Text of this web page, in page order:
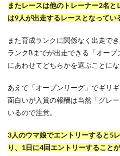
またレースは他のトレーナー2名
は9人が出走するレースとなってい
また育成ランクに関係なく出走で
ランクBまでが出走できる「オー
にあわせてどちらかを選ぶことにな
あえて「オープンリーグ」でギリ
面白いが入賞の報酬は当然「グレ
いるので注意。
3人のウマ娘でエントリーすると5
り、1日に4回エントリーすること